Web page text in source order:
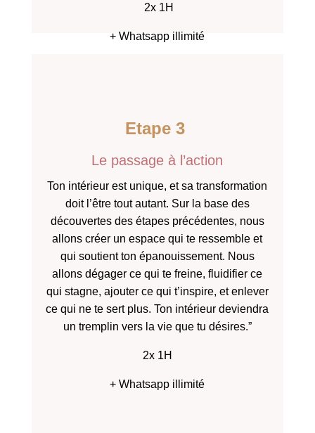
2x 1H
+ Whatsapp illimité
Etape 3
Le passage à l’action
Ton intérieur est unique, et sa transformation
doit l’être tout autant. Sur la base des
découvertes des étapes précédentes, nous
allons créer un espace qui te ressemble et
qui soutient ton épanouissement. Nous
allons dégager ce qui te freine, fluidifier ce
qui stagne, ajouter ce qui t’inspire, et enlever
ce qui ne te sert plus. Ton intérieur deviendra
un tremplin vers la vie que tu désires.”
2x 1H
+ Whatsapp illimité